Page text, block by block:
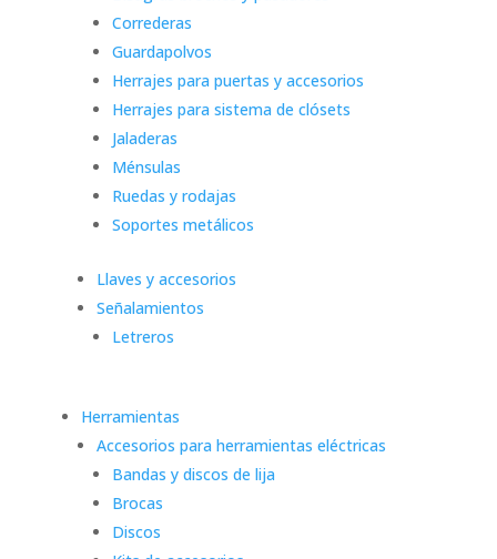
Correderas
Guardapolvos
Herrajes para puertas y accesorios
Herrajes para sistema de clósets
Jaladeras
Ménsulas
Ruedas y rodajas
Soportes metálicos
Llaves y accesorios
Señalamientos
Letreros
Herramientas
Accesorios para herramientas eléctricas
Bandas y discos de lija
Brocas
Discos